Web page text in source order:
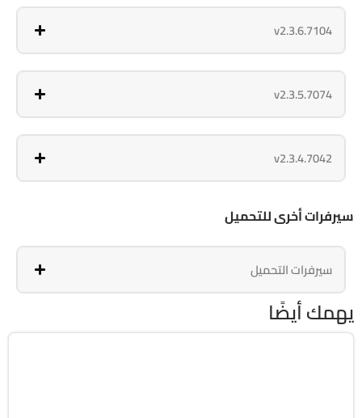
v2.3.6.7104
v2.3.5.7074
v2.3.4.7042
سيرفرات أخرى للتحميل
سيرفرات التحميل
يهمك أيضًا